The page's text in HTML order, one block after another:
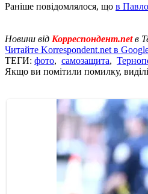
Раніше повідомлялося, що в
Новини від Корреспондент.netв
Читайте Korrespondent.net в
ТЕГИ: фото, самозащита,
Якщо ви помітили помилку,